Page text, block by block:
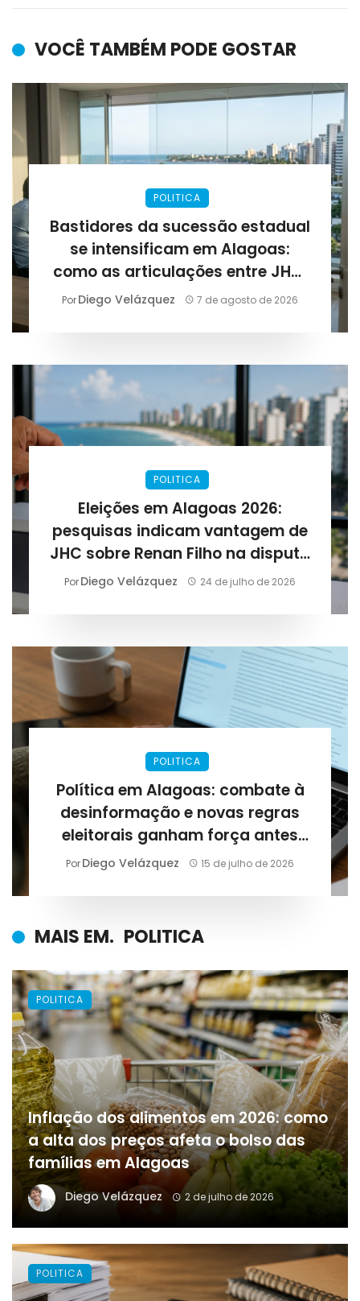
VOCÊ TAMBÉM PODE GOSTAR
POLITICA
Bastidores da sucessão estadual
se intensificam em Alagoas:
como as articulações entre JHC,
Renan Filho e Arthur Lira podem
PorDiego Velázquez 7 de agosto de 2026
POLITICA
Eleições em Alagoas 2026:
pesquisas indicam vantagem de
JHC sobre Renan Filho na disputa
pelo governo
PorDiego Velázquez 24 de julho de 2026
POLITICA
Política em Alagoas: combate à
desinformação e novas regras
eleitorais ganham força antes
das eleições de 2026
PorDiego Velázquez 15 de julho de 2026
MAIS EM. POLITICA
Inflação dos alimentos em 2026: como
a alta dos preços afeta o bolso das
famílias em Alagoas
Diego Velázquez 2 de julho de 2026
POLITICA
POLITICA